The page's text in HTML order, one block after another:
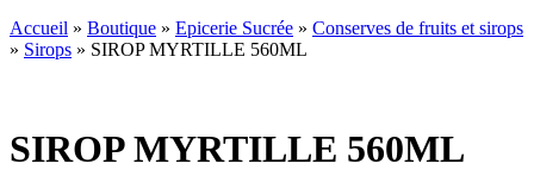
Accueil » Boutique » Epicerie Sucrée » Conserves de fruits et sirops
» Sirops » SIROP MYRTILLE 560ML
SIROP MYRTILLE 560ML